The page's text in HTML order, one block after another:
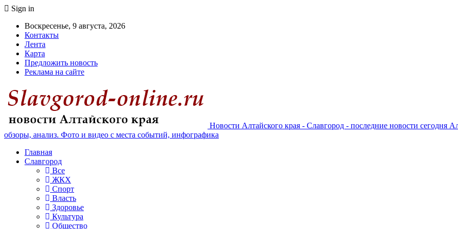
Sign in
Воскресенье, 9 августа, 2026
Контакты
Лента
Карта
Предложить новость
Реклама на сайте
Новости Алтайского края - Славгород - последние новости сегодня
обзоры, анализ. Фото и видео с места событий, инфографика
Главная
Славгород
Все
ЖКХ
Спорт
Власть
Здоровье
Культура
Общество